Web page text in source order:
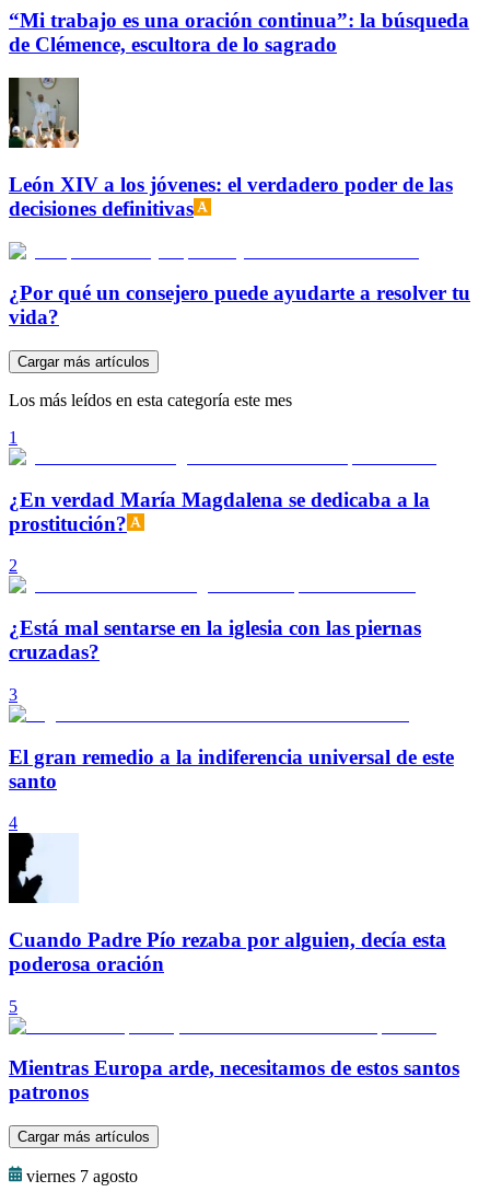
“Mi trabajo es una oración continua”: la búsqueda
de Clémence, escultora de lo sagrado
León XIV a los jóvenes: el verdadero poder de las
decisiones definitivas
¿Por qué un consejero puede ayudarte a resolver tu
vida?
Cargar más artículos
Los más leídos en esta categoría este mes
1
¿En verdad María Magdalena se dedicaba a la
prostitución?
2
¿Está mal sentarse en la iglesia con las piernas
cruzadas?
3
El gran remedio a la indiferencia universal de este
santo
4
Cuando Padre Pío rezaba por alguien, decía esta
poderosa oración
5
Mientras Europa arde, necesitamos de estos santos
patronos
Cargar más artículos
viernes 7 agosto